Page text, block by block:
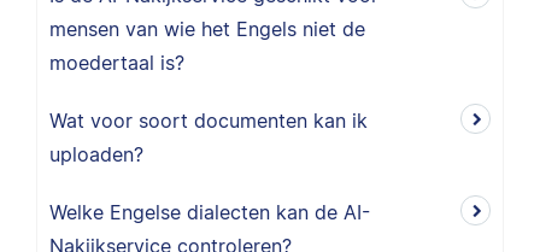
mensen van wie het Engels niet de
moedertaal is?
Wat voor soort documenten kan ik
uploaden?
Welke Engelse dialecten kan de AI-
Nakijkservice controleren?